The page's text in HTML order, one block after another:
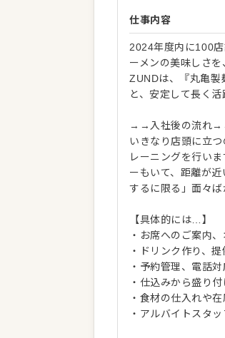
仕事内容
2024年度内に100
ーメンの美味しさ
ZUNDは、『丸亀製
と、安定して長く
→→入社後の流れ
いきなり店頭に立
レーニングを行い
ーもいて、距離が
するに限る」面々ば
【具体的には…】
・お席へのご案内
・ドリンク作り、提
・予約管理、電話対
・仕込みから盛り
・食材の仕入れや
・アルバイトスタ